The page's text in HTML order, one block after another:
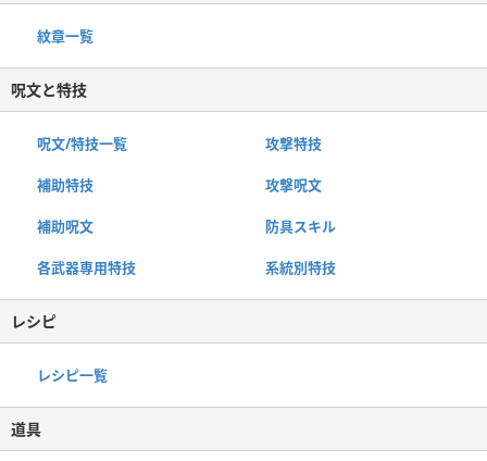
紋章一覧
呪文と特技
呪文/特技一覧 攻撃特技
補助特技 攻撃呪文
補助呪文 防具スキル
各武器専用特技 系統別特技
レシピ
レシピ一覧
道具